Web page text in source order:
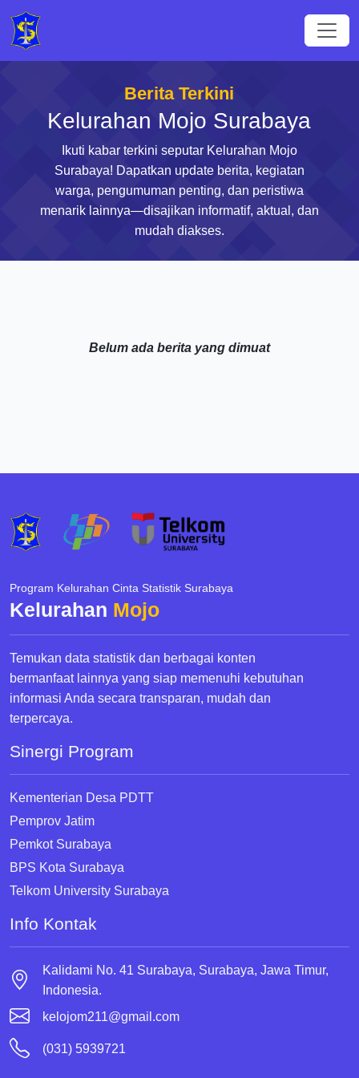
Berita Terkini
Kelurahan Mojo Surabaya
Ikuti kabar terkini seputar Kelurahan Mojo
Surabaya! Dapatkan update berita, kegiatan
warga, pengumuman penting, dan peristiwa
menarik lainnya—disajikan informatif, aktual, dan
mudah diakses.
Belum ada berita yang dimuat
Program Kelurahan Cinta Statistik Surabaya
Kelurahan Mojo
Temukan data statistik dan berbagai konten
bermanfaat lainnya yang siap memenuhi kebutuhan
informasi Anda secara transparan, mudah dan
terpercaya.
Sinergi Program
Kementerian Desa PDTT
Pemprov Jatim
Pemkot Surabaya
BPS Kota Surabaya
Telkom University Surabaya
Info Kontak
Kalidami No. 41 Surabaya, Surabaya, Jawa Timur,
Indonesia.
kelojom211@gmail.com
(031) 5939721